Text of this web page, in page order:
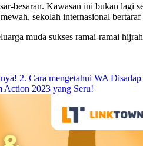
besaran. Kawasan ini bukan
sekolah internasional
muda sukses ramai-ramai
2. Cara mengetahui WA
Action 2023 yang Seru!